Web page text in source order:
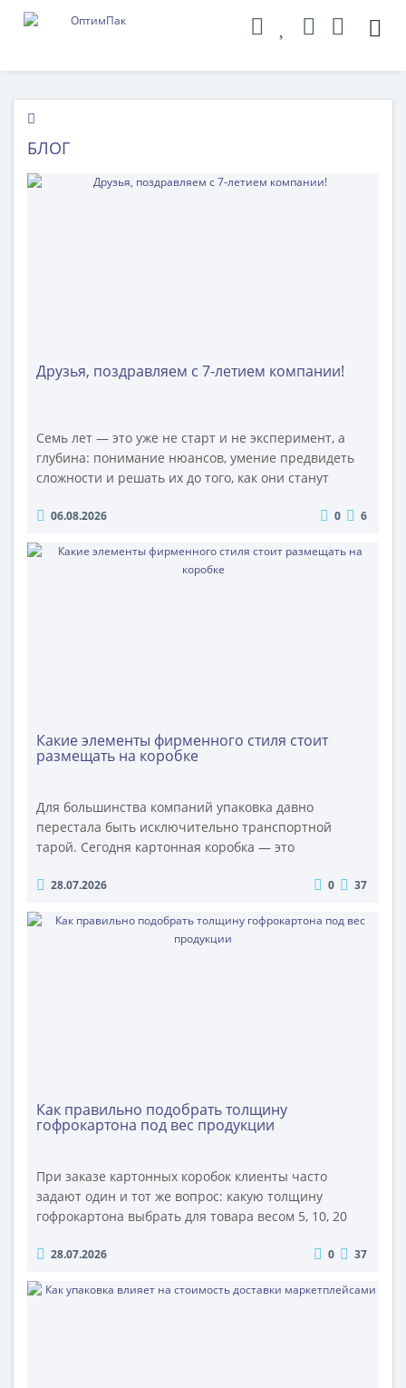
БЛОГ
Друзья, поздравляем с 7‑летием компании!
Семь лет — это уже не старт и не эксперимент, а
глубина: понимание нюансов, умение предвидеть
сложности и решать их до того, как они станут
подбирать материал точно под задачу и не обещать
постоянным клиентам: именно с вами эта глубина
становится по-настоящему ценной. Мы знаем ваши
06.08.2026 0 6
Какие элементы фирменного стиля стоит
размещать на коробке
Для большинства компаний упаковка давно
перестала быть исключительно транспортной
тарой. Сегодня картонная коробка — это
работает на узнаваемость бренда, помогает
впечатление о компании еще до знакомства с
самим продуктом. Особенно важна брендированная
28.07.2026 0 37
Как правильно подобрать толщину
гофрокартона под вес продукции
При заказе картонных коробок клиенты часто
задают один и тот же вопрос: какую толщину
гофрокартона выбрать для товара весом 5, 10, 20
существует простая зависимость: чем тяжелее
практике вес товара — только один из исходных
28.07.2026 0 37